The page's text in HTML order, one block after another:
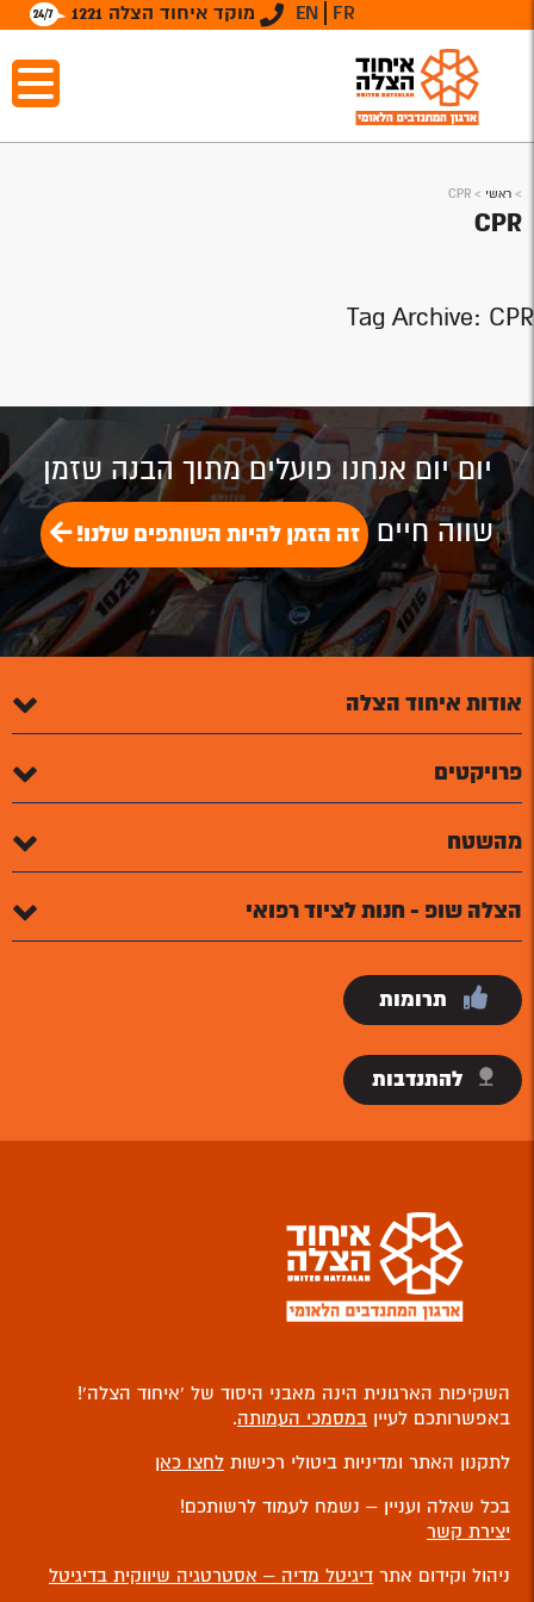
מוקד איחוד הצלה 1221 EN FR
> ראשי >
CPR
CPR
Tag Archive: CPR
יום יום אנחנו פועלים מתוך הבנה שזמן
שווה חיים זה הזמן להיות השותפים שלנו!
אודות איחוד הצלה
פרויקטים
מהשטח
הצלה שופ - חנות לציוד רפואי
תרומות
להתנדבות
השקיפות הארגונית הינה מאבני היסוד של ‘איחוד הצלה’!
באפשרותכם לעיין במסמכי העמותה.
לתקנון האתר ומדיניות ביטולי רכישות לחצו כאן
בכל שאלה ועניין – נשמח לעמוד לרשותכם!
יצירת קשר
ניהול וקידום אתר דיגיטל מדיה – אסטרטגיה שיווקית בדיגיטל